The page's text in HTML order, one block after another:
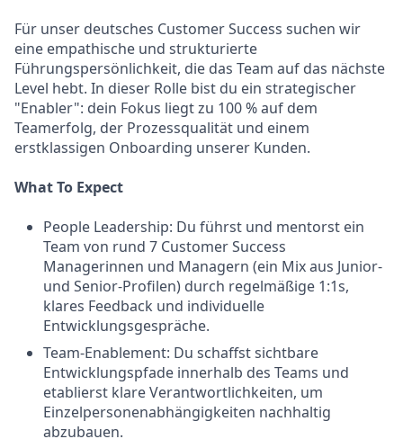
Für unser deutsches Customer Success suchen wir
eine empathische und strukturierte
Führungspersönlichkeit, die das Team auf das nächste
Level hebt. In dieser Rolle bist du ein strategischer
"Enabler": dein Fokus liegt zu 100 % auf dem
Teamerfolg, der Prozessqualität und einem
erstklassigen Onboarding unserer Kunden.
What To Expect
People Leadership: Du führst und mentorst ein
Team von rund 7 Customer Success
Managerinnen und Managern (ein Mix aus Junior-
und Senior-Profilen) durch regelmäßige 1:1s,
klares Feedback und individuelle
Entwicklungsgespräche.
Team-Enablement: Du schaffst sichtbare
Entwicklungspfade innerhalb des Teams und
etablierst klare Verantwortlichkeiten, um
Einzelpersonenabhängigkeiten nachhaltig
abzubauen.